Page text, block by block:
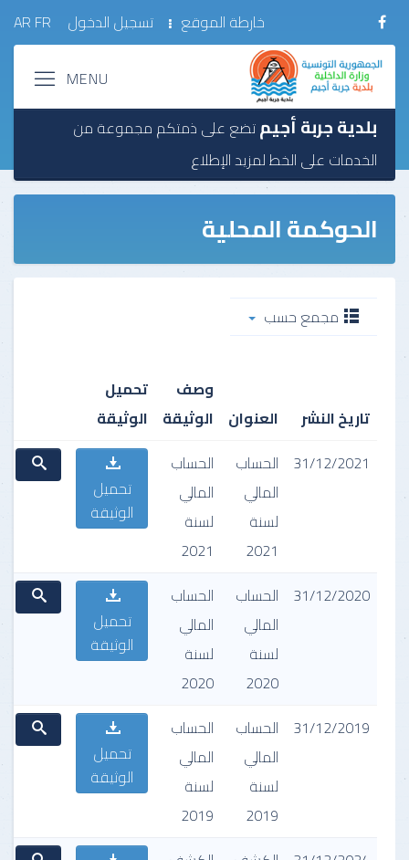
FR
AR خارطة الموقع تسجيل الدخول
بلدية جربة أجيمتضع على ذمتكم مجموعة من
الخدمات على الخطلمزيد الإطلاع
الحوكمة المحلية
مجمع حسب
تاريخ النشر العنوان
وصف
الوثيقة
تحميل
الوثيقة
31/12/2021 الحساب
المالي
لسنة
2021
الحساب
المالي
لسنة
2021
تحميل
الوثيقة
31/12/2020 الحساب
المالي
لسنة
2020
الحساب
المالي
لسنة
2020
تحميل
الوثيقة
31/12/2019 الحساب
المالي
لسنة
2019
الحساب
المالي
لسنة
2019
تحميل
الوثيقة